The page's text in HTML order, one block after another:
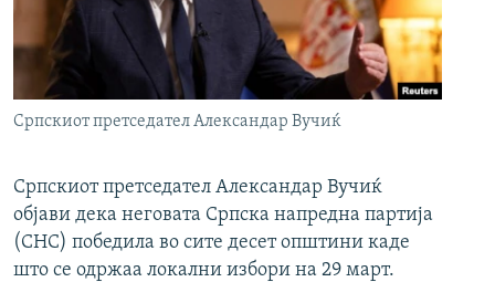
Српскиот претседател Александар Вучиќ
Српскиот претседател Александар Вучиќ
објави дека неговата Српска напредна партија
(СНС) победила во сите десет општини каде
што се одржаа локални избори на 29 март.